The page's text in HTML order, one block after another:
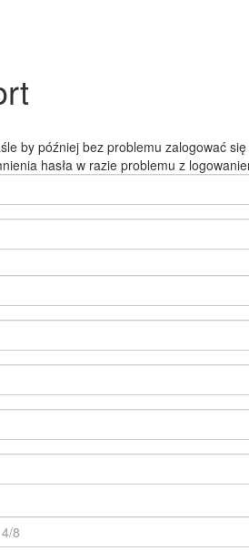
by później bez problemu zalogować
hasła w razie problemu z